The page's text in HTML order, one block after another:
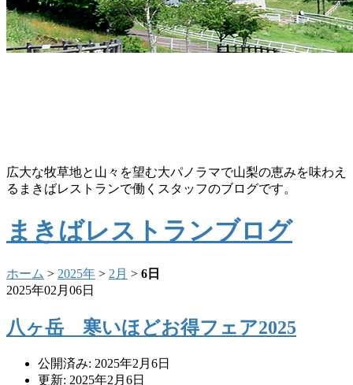
広大な牧草地と山々を望む大パノラマで山梨の恵みを味わえ
るまきばレストランで働くスタッフのブログです。
まきばレストランブログ
ホーム > 2025年 > 2月 > 6日
2025年02月06日
八ヶ岳 寒いほどお得フェア2025
公開済み: 2025年2月6日
更新: 2025年2月6日